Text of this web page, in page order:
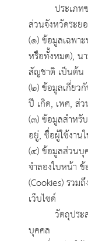
ประเภ
ส่วนจังหวัดระย
(๑) ข้อมูลเฉพา
หรือทั้งหมด), น
สัญชาติ เป็นต้น
(๒) ข้อมูลเกี่ยว
ปี เกิด, เพศ, ส่
(๓) ข้อมูลสำหรั
อยู่, ชื่อผู้ใช้งาน
(๔) ข้อมูลส่วนบุ
จำลองใบหน้า
(Cookies) รวม
เว็บไซด์
วัตถุประ
บุคคล